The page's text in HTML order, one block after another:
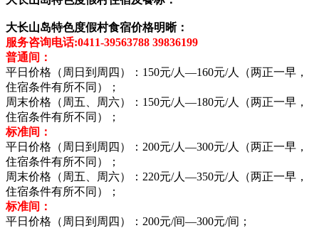
大长山岛特色度假村食宿价格明晰：
服务咨询电话:0411-39563788 39836199
普通间：
平日价格（周日到周四）：150元/人—160元/人（两正一早，
住宿条件有所不同）；
周末价格（周五、周六）：150元/人—180元/人（两正一早，
住宿条件有所不同）；
标准间：
平日价格（周日到周四）：200元/人—300元/人（两正一早，
住宿条件有所不同）；
周末价格（周五、周六）：220元/人—350元/人（两正一早，
住宿条件有所不同）；
标准间：
平日价格（周日到周四）：200元/间—300元/间；